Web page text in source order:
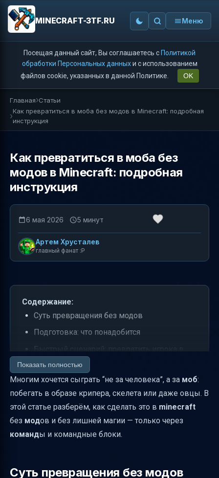
MINECRAFT-3TF.RU Меню
Посещая данный сайт, Вы соглашаетесь с Политикой
обработки Персональных данныхи с использованием
файлов cookie, указанных в данной Политике.
OK
Главная Статьи
Как превратиться в моба без модов в Minecraft: подробная
инструкция
Как превратиться в моба без
модов в Minecraft: подробная
инструкция
6 мая 2026 5 минут
Артем Хрусталев
главный фанат :P
Содержание:
Суть превращения без модов
Подготовка: что понадобится
Быстрый сценарий: превратить игрока в
“любого моба” (через команды)
Командные блоки: как сделать схему
стабильнее
Как скрыть игрока: эффект невидимости
Как управлять тем, с чем нельзя
взаимодействовать
телепортация
Показать полностью
Многим хочется сыграть “не за человека”, а за моб:
побегать в образе крипера, скелета или даже овцы. В
этой статье разберём, как сделать это в minecraft
без модов и без лишней магии — только через
команды и командные блоки.
Суть превращения без модов